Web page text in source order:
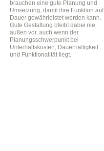
brauchen eine gute Planung und
Umsetzung, damit ihre Funktion auf
Dauer gewährleistet werden kann.
Gute Gestaltung bleibt dabei nie
außen vor, auch wenn der
Planungsschwerpunkt bei
Unterhaltskosten, Dauerhaftigkeit
und Funktionalität liegt.